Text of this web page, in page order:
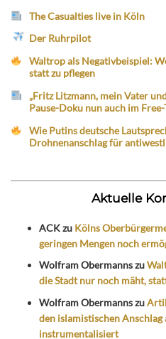
The Casualties live in Köln
Der Ruhrpilot
Waltrop als Negativbeispiel:
statt zu pflegen
„Fritz Litzmann, mein Vater
Pause-Doku nun auch im
Wie Putins deutsche
Drohnenanschlag für
Aktuelle
ACKzu Kölns
geringen Mengen noch
Wolfram Obermannszu
die Stadt nur noch mäht,
Wolfram Obermannszu
den islamistischen Anschlag
instrumentalisiert